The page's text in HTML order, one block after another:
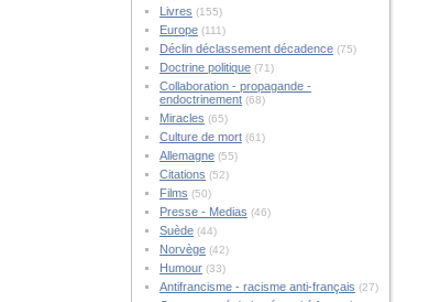
Livres (155)
Europe(111)
Déclin déclassement décadence(75)
Doctrine politique(71)
Collaboration - propagande -
endoctrinement(68)
Miracles (65)
Culture de mort(61)
Allemagne(55)
Citations (52)
Films (50)
Presse - Medias (46)
Suède(44)
Norvège(42)
Humour(33)
Antifrancisme - racisme anti-français (27)